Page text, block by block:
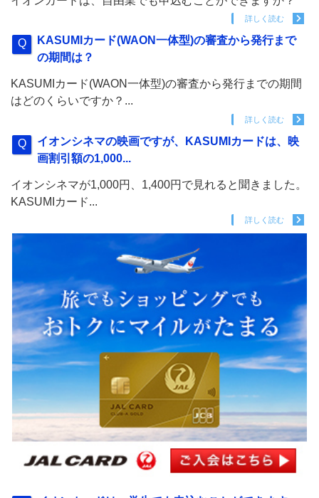
詳しく読む
KASUMIカード(WAON一体型)の審査から発行まで
の期間は？
KASUMIカード(WAON一体型)の審査から発行までの期間
はどのくらいですか？...
詳しく読む
イオンシネマの映画ですが、KASUMIカードは、映
画割引額の1,000...
イオンシネマが1,000円、1,400円で見れると聞きました。
KASUMIカード...
詳しく読む